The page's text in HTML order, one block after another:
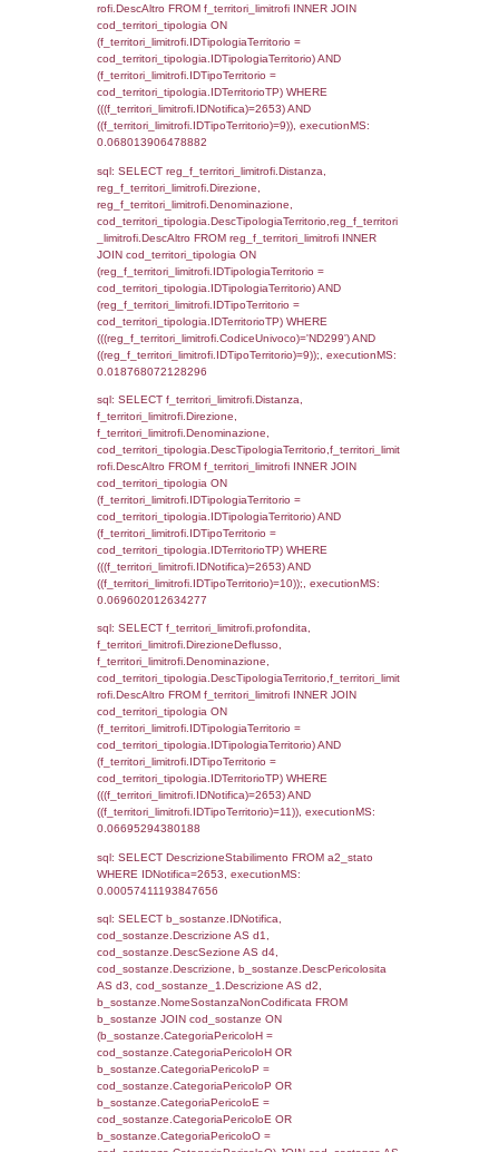
(f_territori_limitrofi.IDTipologiaTerritorio =
cod_territori_tipologia.IDTipologiaTerritorio)
(f_territori_limitrofi.IDTipoTerritorio =
cod_territori_tipologia.IDTerritorioTP)
(((f_territori_limitrofi.IDNotifica)=2653) AND
((f_territori_limitrofi.IDTipoTerritorio)=3)),
0.070105075836182
sql: SELECT f_territori_limitrofi.Distanza,
f_territori_limitrofi.Direzione,
f_territori_limitrofi.Denominazione,
rofi.DescAltro FROM f_territori_limitrofi
cod_territori_tipologia ON
(f_territori_limitrofi.IDTipologiaTerritorio =
(f_territori_limitrofi.IDTipoTerritorio =
cod_territori_tipologia.IDTerritorioTP)
(((f_territori_limitrofi.IDNotifica)=2653) AND
((f_territori_limitrofi.IDTipoTerritorio)=4)),
0.071359157562256
sql: SELECT f_territori_limitrofi.Distanza,
f_territori_limitrofi.Direzione,
f_territori_limitrofi.DescAltro FROM
JOIN cod_territori_tipologia ON
(f_territori_limitrofi.IDTipologiaTerritorio =
cod_territori_tipologia.IDTipologiaTerritorio)
(f_territori_limitrofi.IDTipoTerritorio =
cod_territori_tipologia.IDTerritorioTP)
(((f_territori_limitrofi.IDNotifica)=2653) AND
0.070016145706177
sql: SELECT f_territori_limitrofi.Distanza,
f_territori_limitrofi.Direzione,
f_territori_limitrofi.Denominazione,
rofi.DescAltro FROM f_territori_limitrofi
cod_territori_tipologia ON
(f_territori_limitrofi.IDTipologiaTerritorio =
cod_territori_tipologia.IDTipologiaTerritorio)
(f_territori_limitrofi.IDTipoTerritorio =
cod_territori_tipologia.IDTerritorioTP)